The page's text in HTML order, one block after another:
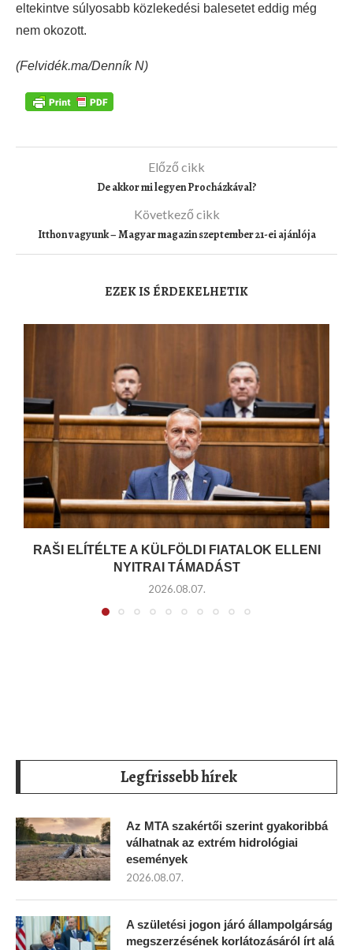
eltekintve súlyosabb közlekedési balesetet eddig még
nem okozott.
(Felvidék.ma/Denník N)
Előző cikk
De akkor mi legyen Procházkával?
Következő cikk
Itthon vagyunk – Magyar magazin szeptember 21-ei ajánlója
EZEK IS ÉRDEKELHETIK
RAŠI ELÍTÉLTE A KÜLFÖLDI FIATALOK ELLENI
NYITRAI TÁMADÁST
2026.08.07.
Legfrissebb hírek
Az MTA szakértői szerint gyakoribbá
válhatnak az extrém hidrológiai
események
2026.08.07.
A születési jogon járó állampolgárság
megszerzésének korlátozásáról írt alá